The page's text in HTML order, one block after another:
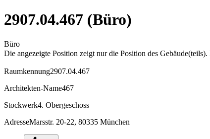
2907.04.467 (Büro)
Büro
Die angezeigte Position zeigt nur die Position des
Raumkennung2907.04.467
Architekten-Name467
Stockwerk4. Obergeschoss
AdresseMarsstr. 20-22, 80335 München